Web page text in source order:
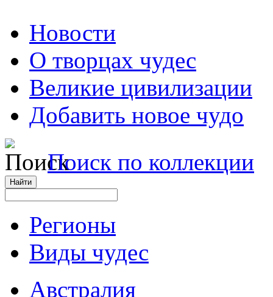
Новости
О творцах чудес
Великие цивилизации
Добавить новое чудо
Поиск по коллекции
Регионы
Виды чудес
Австралия